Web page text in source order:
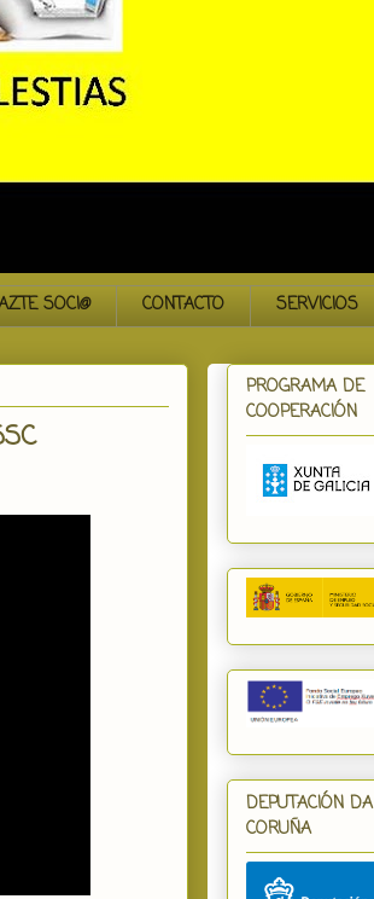
SOCI@ CONTACTO SERVICIOS
PROGRAMA DE
COOPERACIÓN
DEPUTACIÓN DA
CORUÑA